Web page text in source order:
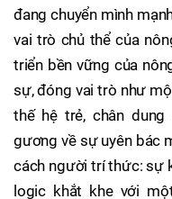
đang chuyển mình
vai trò chủ thể của
triển bền vững của
sự, đóng vai trò như
thế hệ trẻ, chân
gương về sự uyên bác
cách người trí thức: sự
logic khắt khe với